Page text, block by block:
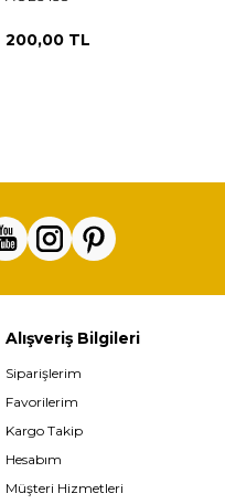
200,00 TL
Alışveriş Bilgileri
Siparişlerim
Favorilerim
Kargo Takip
Hesabım
Müşteri Hizmetleri